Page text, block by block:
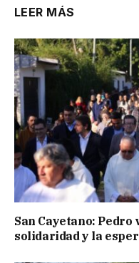
LEER MÁS
San Cayetano:
solidaridad y la